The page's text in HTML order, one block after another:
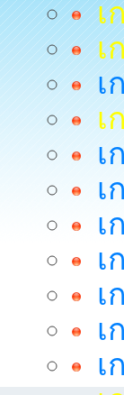
เ
เ
เ
เ
เ
เ
เ
เ
เ
เ
เ